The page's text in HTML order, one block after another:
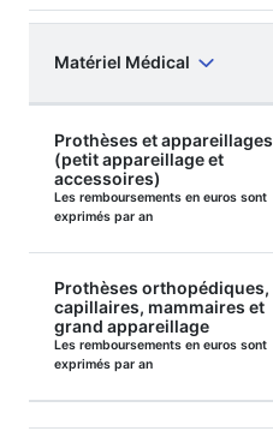
Matériel Médical
Prothèses et appareillages
(petit appareillage et
accessoires)
Les remboursements en euros sont
exprimés par an
Prothèses orthopédiques,
capillaires, mammaires et
grand appareillage
Les remboursements en euros sont
exprimés par an